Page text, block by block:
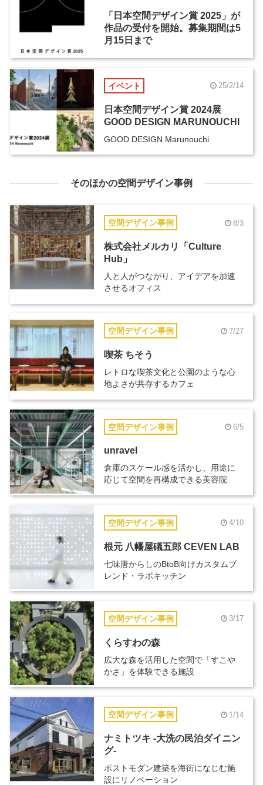
「日本空間デザイン賞 2025」が
作品の受付を開始。募集期間は5
月15日まで
イベント 25/2/14
日本空間デザイン賞 2024展
GOOD DESIGN MARUNOUCHI
GOOD DESIGN Marunouchi
そのほかの空間デザイン事例
空間デザイン事例 8/3
株式会社メルカリ「Culture
Hub」
人と人がつながり、アイデアを加速
させるオフィス
空間デザイン事例 7/27
喫茶 ちそう
レトロな喫茶文化と公園のような心
地よさが共存するカフェ
空間デザイン事例 6/5
unravel
倉庫のスケール感を活かし、用途に
応じて空間を再構成できる美容院
空間デザイン事例 4/10
根元 八幡屋礒五郎 CEVEN LAB
七味唐からしのBtoB向けカスタムブ
レンド・ラボキッチン
空間デザイン事例 3/17
くらすわの森
広大な森を活用した空間で「すこや
かさ」を体験できる施設
空間デザイン事例 1/14
ナミトツキ -大洗の民泊ダイニン
グ-
ポストモダン建築を海街になじむ施
設にリノベーション